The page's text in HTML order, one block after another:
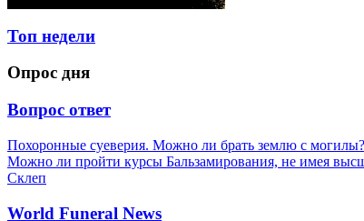
Топ недели
Опрос дня
Вопрос ответ
Похоронные суеверия. Можно ли брать землю с могилы?
Можно ли пройти курсы Бальзамирования, не имея
Склеп
World Funeral News